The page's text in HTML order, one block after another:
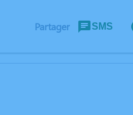
Partager SMS